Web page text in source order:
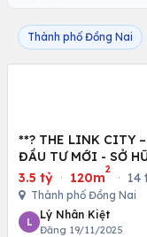
Thành phố Đồng Nai
**? THE LINK CITY –
ĐẦU TƯ MỚI - SỞ
CAO
3.5 tỷ · 120m
2
· 14
Thành phố Đồng Nai
L
Lý Nhân Kiệt
Đăng 19/11/2025